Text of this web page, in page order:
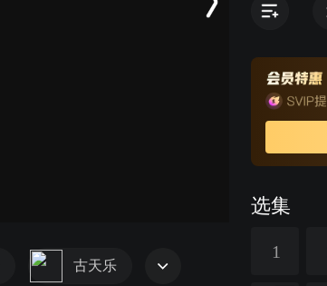
选集
1
古天乐